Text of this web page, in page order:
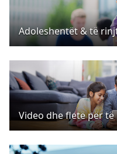
Adoleshentët & të
Video dhe fletë për